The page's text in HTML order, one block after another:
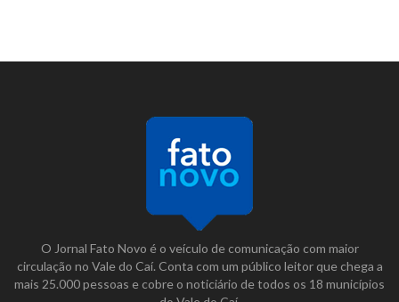
O Jornal Fato Novo é o veículo de comunicação com maior
circulação no Vale do Caí. Conta com um público leitor que chega a
mais 25.000 pessoas e cobre o noticiário de todos os 18 municípios